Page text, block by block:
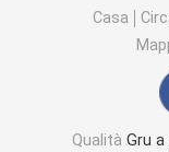
gru marina
Gru polare
Casa
Qualità Gru